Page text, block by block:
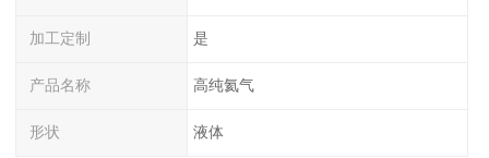
加工定制 是
产品名称 高纯氦气
形状 液体